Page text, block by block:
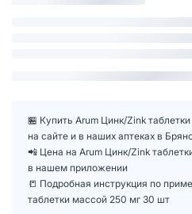
🏪 Купить Arum Цинк/Zink
на сайте и в наших аптеках в
📲 Цена на Arum Цинк/Zink
в нашем приложении
📒 Подробная инструкция по
таблетки массой 250 мг 30 шт